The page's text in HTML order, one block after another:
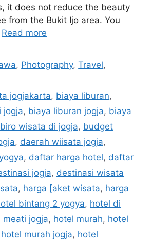
it does not reduce the beauty
from the Bukit Ijo area. You
Read more
, Photography,Travel,
jogjakarta, biaya liburan,
jogja, biaya liburan jogja, biaya
biro wisata di jogja, budget
, daerah wiisata jogja,
, daftar harga hotel, daftar
jogja, destinasi wisata
, harga [aket wisata, harga
bintang 2 yogya, hotel di
meati jogja, hotel murah, hotel
hotel murah jogja, hotel